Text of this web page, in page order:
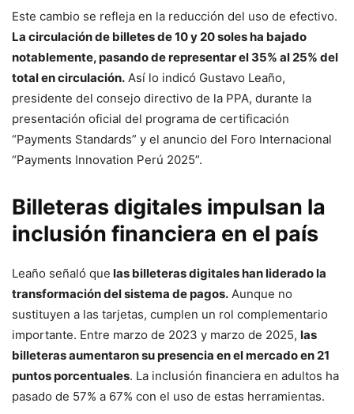
Este cambio se refleja en la reducción del uso de efectivo.
La circulación de billetes de 10 y 20 soles ha bajado
notablemente, pasando de representar el 35% al 25% del
total en circulación. Así lo indicó Gustavo Leaño,
presidente del consejo directivo de la PPA, durante la
presentación oficial del programa de certificación
“Payments Standards” y el anuncio del Foro Internacional
“Payments Innovation Perú 2025”.
Billeteras digitales impulsan la
inclusión financiera en el país
Leaño señaló que las billeteras digitales han liderado la
transformación del sistema de pagos. Aunque no
sustituyen a las tarjetas, cumplen un rol complementario
importante. Entre marzo de 2023 y marzo de 2025, las
billeteras aumentaron su presencia en el mercado en 21
puntos porcentuales. La inclusión financiera en adultos ha
pasado de 57% a 67% con el uso de estas herramientas.